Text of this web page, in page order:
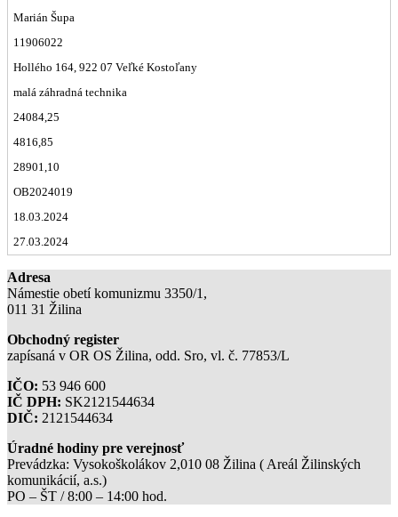
Marián Šupa
11906022
Hollého 164, 922 07 Veľké Kostoľany
malá záhradná technika
24084,25
4816,85
28901,10
OB2024019
18.03.2024
27.03.2024
Adresa
Námestie obetí komunizmu 3350/1,
011 31 Žilina
Obchodný register
zapísaná v OR OS Žilina, odd. Sro, vl. č. 77853/L
IČO: 53 946 600
IČ DPH: SK2121544634
DIČ: 2121544634
Úradné hodiny pre verejnosť
Prevádzka: Vysokoškolákov 2,010 08 Žilina ( Areál Žilinských
komunikácií, a.s.)
PO – ŠT / 8:00 – 14:00 hod.